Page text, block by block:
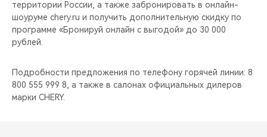
территории России, а также забронировать в онлайн-
шоуруме chery.ru и получить дополнительную скидку по
программе «Бронируй онлайн с выгодой» до 30 000
рублей.
Подробности предложения по телефону горячей линии: 8
800 555 999 8, а также в салонах официальных дилеров
марки CHERY.